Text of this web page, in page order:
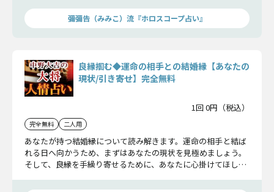
貌を、包み隠さずお伝えします。
彌彌告（みみこ）流『ホロスコープ占い』
良縁掴む◆運命の相手との結婚縁【あなたの
現状/引き寄せ】完全無料
1回 0円（税込）
完全無料 二人用
あなたが持つ結婚縁について読み解きます。運命の相手と結ば
れる日へ向かうため、まずはあなたの現状を見極めましょう。
そして、良縁を手繰り寄せるために、あなたに心掛けてほしい